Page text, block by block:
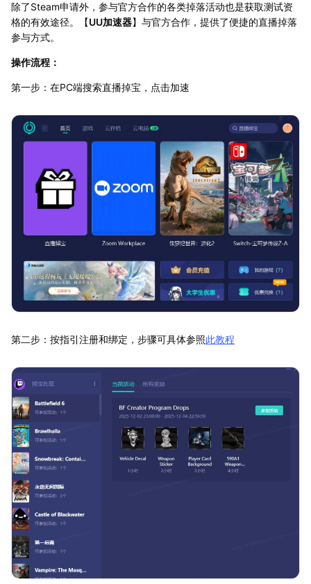
除了Steam申请外，参与官方合作的各类掉落活动也是获取测试资
格的有效途径。【UU加速器】与官方合作，提供了便捷的直播掉落
参与方式。
操作流程：
第一步：在PC端搜索直播掉宝，点击加速
第二步：按指引注册和绑定，步骤可具体参照此教程